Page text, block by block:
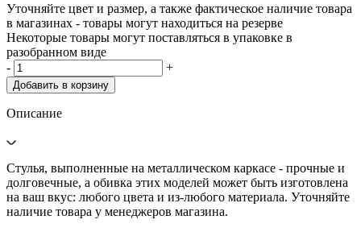
Уточняйте цвет и размер, а также фактическое наличие товара
в магазинах - товары могут находиться на резерве
Некоторые товары могут поставляться в упаковке в
разобранном виде
-
+
Добавить в корзину
Описание
Стулья, выполненные на металлическом каркасе - прочные и
долговечные, а обивка этих моделей может быть изготовлена
на ваш вкус: любого цвета и из-любого материала. Уточняйте
наличие товара у менеджеров магазина.